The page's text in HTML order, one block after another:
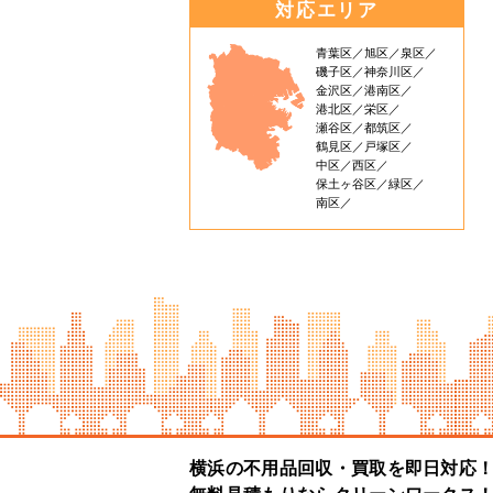
対応エリア
青葉区 旭区
泉区
磯子区
神奈川区
金沢区
港南区
港北区
栄区
瀬谷区
都筑区
鶴見区
戸塚区
中区
西区
保土ヶ谷区
緑区
南区
横浜の不用品回収・買取を即日対応